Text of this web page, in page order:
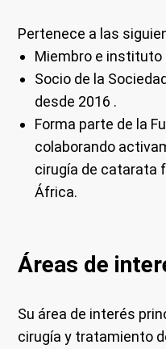
Pertenece a las
Miembro e instituto
Socio de la
desde 2016 .
Forma parte de la
colaborando
cirugía de catarata
África.
Áreas de
Su área de interés
cirugía y tratamiento